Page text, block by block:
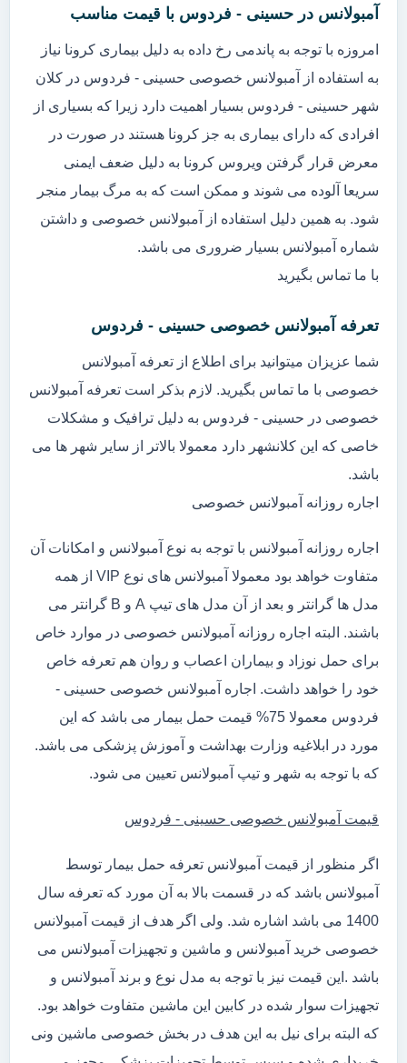
آمبولانس در حسینی - فردوس با قیمت مناسب
امروزه با توجه به پاندمی رخ داده به دلیل بیماری کرونا نیاز
به استفاده از آمبولانس خصوصی حسینی - فردوس در کلان
شهر حسینی - فردوس بسیار اهمیت دارد زیرا که بسیاری از
افرادی که دارای بیماری به جز کرونا هستند در صورت در
معرض قرار گرفتن ویروس کرونا به دلیل ضعف ایمنی
سریعا آلوده می شوند و ممکن است که به مرگ بیمار منجر
شود. به همین دلیل استفاده از آمبولانس خصوصی و داشتن
شماره آمبولانس بسیار ضروری می باشد.
با ما تماس بگیرید
تعرفه آمبولانس خصوصی حسینی - فردوس
شما عزیزان میتوانید برای اطلاع از تعرفه آمبولانس
خصوصی با ما تماس بگیرید. لازم بذکر است تعرفه آمبولانس
خصوصی در حسینی - فردوس به دلیل ترافیک و مشکلات
خاصی که این کلانشهر دارد معمولا بالاتر از سایر شهر ها می
باشد.
اجاره روزانه آمبولانس خصوصی
اجاره روزانه آمبولانس با توجه به نوع آمبولانس و امکانات آن
متفاوت خواهد بود معمولا آمبولانس های نوع VIP از همه
مدل ها گرانتر و بعد از آن مدل های تیپ A و B گرانتر می
باشند. البته اجاره روزانه آمبولانس خصوصی در موارد خاص
برای حمل نوزاد و بیماران اعصاب و روان هم تعرفه خاص
خود را خواهد داشت. اجاره آمبولانس خصوصی حسینی -
فردوس معمولا 75% قیمت حمل بیمار می باشد که این
مورد در ابلاغیه وزارت بهداشت و آموزش پزشکی می باشد.
که با توجه به شهر و تیپ آمبولانس تعیین می شود.
قیمت آمبولانس خصوصی حسینی - فردوس
اگر منظور از قیمت آمبولانس تعرفه حمل بیمار توسط
آمبولانس باشد که در قسمت بالا به آن مورد که تعرفه سال
1400 می باشد اشاره شد. ولی اگر هدف از قیمت آمبولانس
خصوصی خرید آمبولانس و ماشین و تجهیزات آمبولانس می
باشد .این قیمت نیز با توجه به مدل نوع و برند آمبولانس و
تجهیزات سوار شده در کابین این ماشین متفاوت خواهد بود.
که البته برای نیل به این هدف در بخش خصوصی ماشین ونی